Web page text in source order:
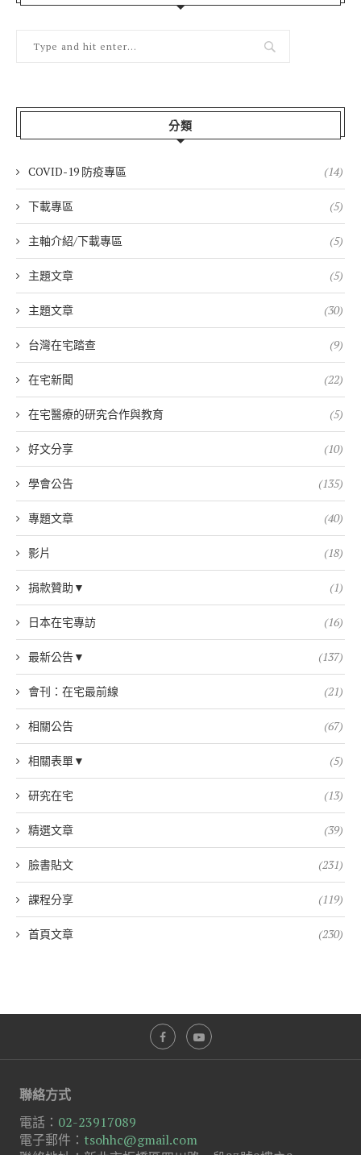
分類
COVID-19 防疫專區 (14)
下載專區 (5)
主軸介紹/下載專區 (5)
主題文章 (5)
主題文章 (30)
台灣在宅踏查 (9)
在宅新聞 (22)
在宅醫療的研究合作與教育 (5)
好文分享 (10)
學會公告 (135)
專題文章 (40)
影片 (18)
捐款贊助▼ (1)
日本在宅專訪 (16)
最新公告▼ (137)
會刊：在宅最前線 (21)
相關公告 (67)
相關表單▼ (5)
研究在宅 (13)
精選文章 (39)
臉書貼文 (231)
課程分享 (119)
首頁文章 (230)
聯絡方式
電話： 02-23917089
電子郵件： tsohhc@gmail.com